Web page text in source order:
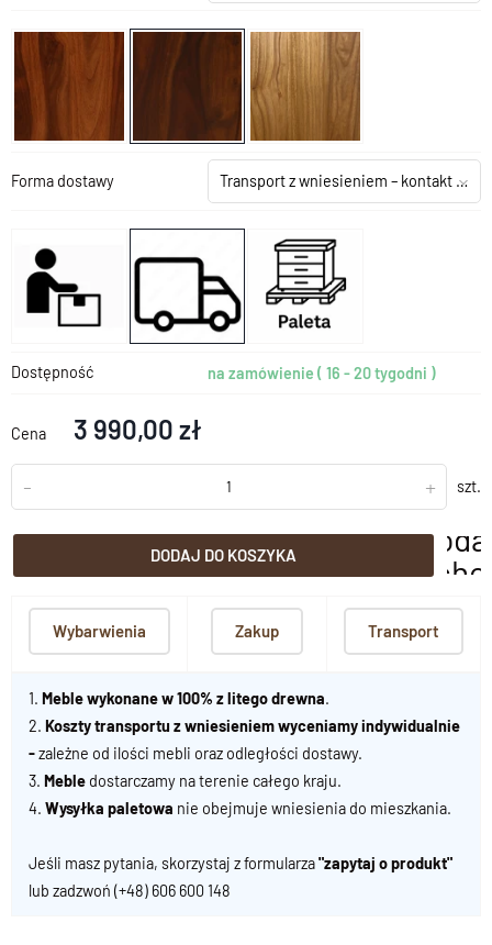
Forma dostawy Transport z wniesieniem – kontakt z salonem
Dostępność na zamówienie ( 16 - 20 tygodni )
Cena 3 990,00 zł
- + szt.
DODAJ DO KOSZYKA
Wybarwienia Zakup Transport
1. Meble wykonane w 100% z litego drewna.
2. Koszty transportu z wniesieniem wyceniamy indywidualnie
-zależne od ilości mebli oraz odległości dostawy.
3. Meble dostarczamy na terenie całego kraju.
4. Wysyłka paletowa nie obejmuje wniesienia do mieszkania.
Jeśli masz pytania, skorzystaj z formularza"zapytaj o produkt"
lub zadzwoń (+48) 606 600 148